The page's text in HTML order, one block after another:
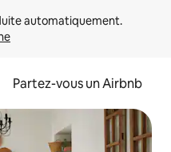
Partez-vous un Airbnb